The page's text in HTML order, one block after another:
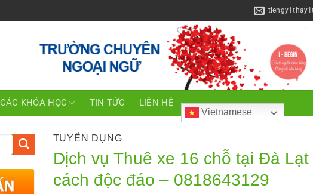
CÁC KHÓA HỌC TIN TỨC LIÊN HỆ
Vietnamese
TUYỂN DỤNG
Dịch vụ Thuê xe 16 chỗ tại Đà
cách độc đáo – 0818643129